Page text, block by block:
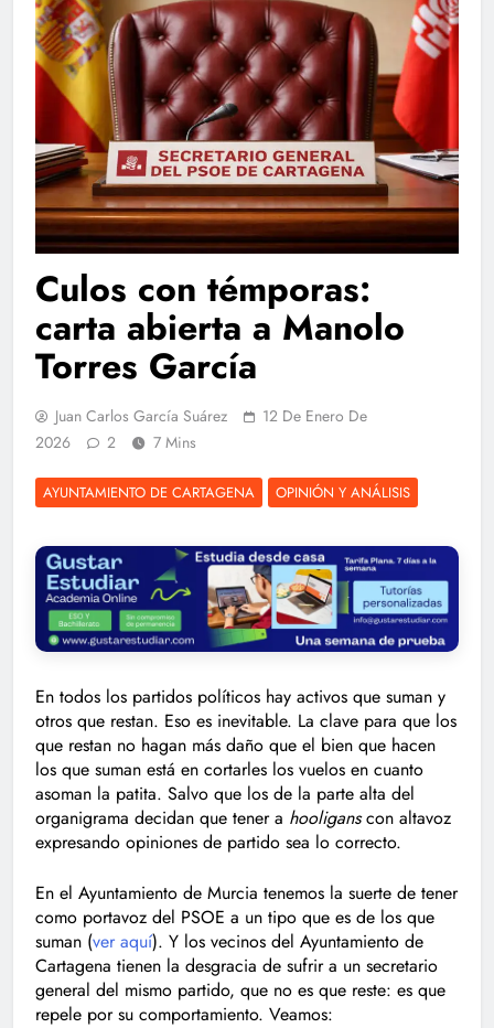
Culos con témporas:
carta abierta a Manolo
Torres García
Juan Carlos García Suárez
12 De Enero De
2026
2 7 Mins
AYUNTAMIENTO DE CARTAGENA OPINIÓN Y ANÁLISIS
En todos los partidos políticos hay activos que suman y
otros que restan. Eso es inevitable. La clave para que los
que restan no hagan más daño que el bien que hacen
los que suman está en cortarles los vuelos en cuanto
asoman la patita. Salvo que los de la parte alta del
organigrama decidan que tener a hooliganscon altavoz
expresando opiniones de partido sea lo correcto.
En el Ayuntamiento de Murcia tenemos la suerte de tener
como portavoz del PSOE a un tipo que es de los que
suman (ver aquí). Y los vecinos del Ayuntamiento de
Cartagena tienen la desgracia de sufrir a un secretario
general del mismo partido, que no es que reste: es que
repele por su comportamiento. Veamos: